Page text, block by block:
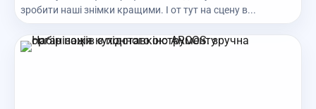
зробити наші знімки кращими. І от тут на сцену в...